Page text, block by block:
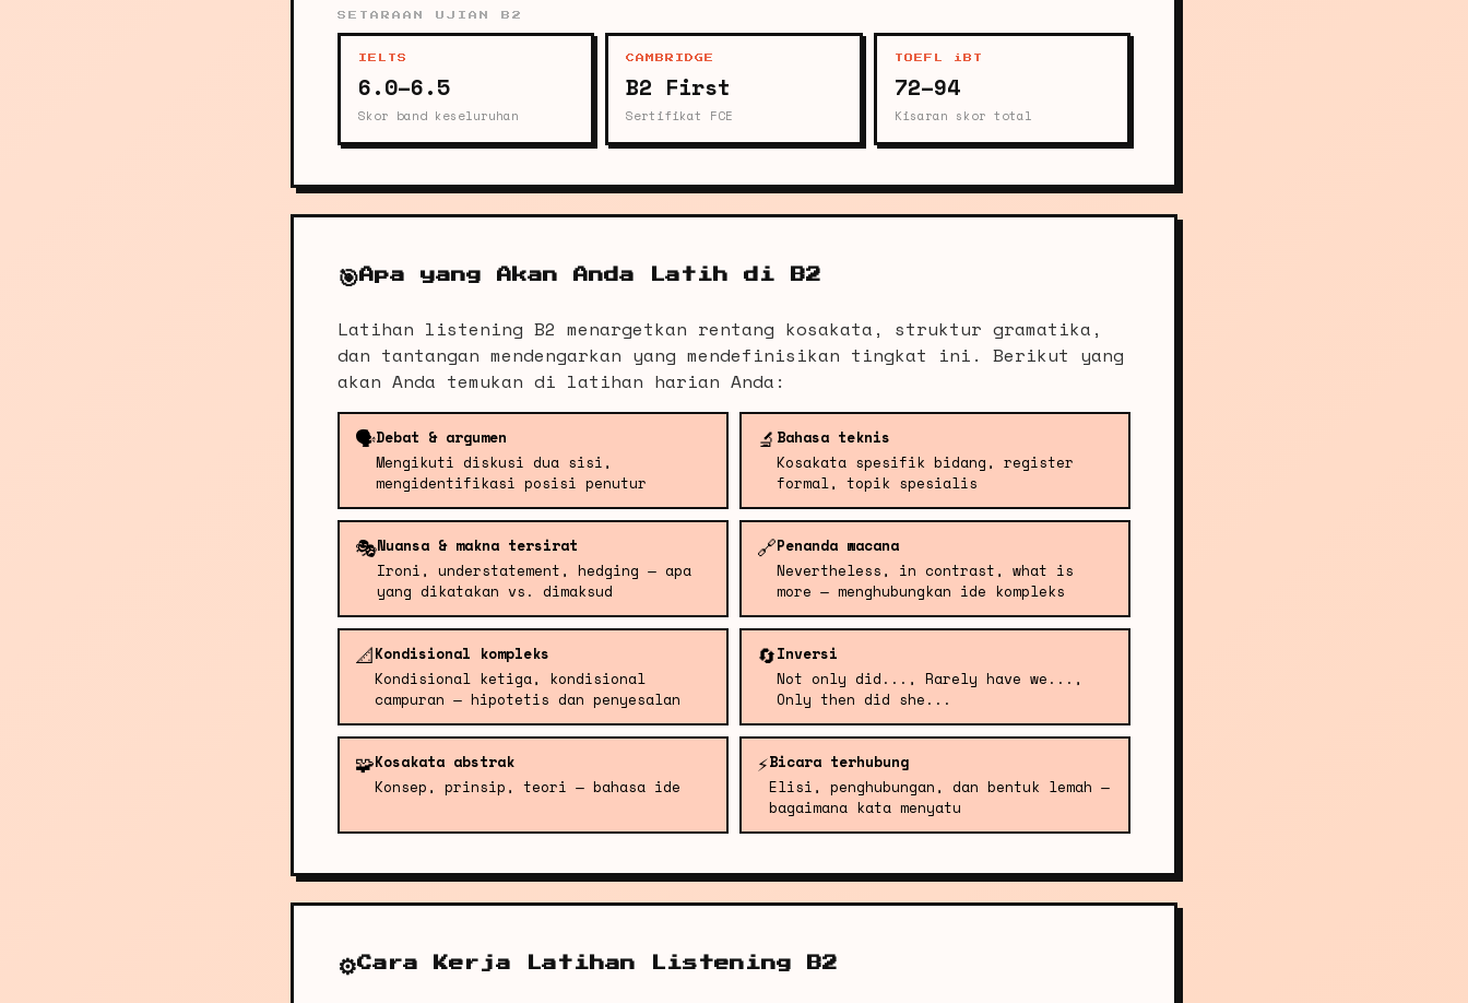
SETARAAN UJIAN B2
IELTS
6.0–6.5
Skor band keseluruhan
CAMBRIDGE
B2 First
Sertifikat FCE
TOEFL iBT
72–94
Kisaran skor total
🎯Apa yang Akan Anda Latih di B2
Latihan listening B2 menargetkan rentang kosakata, struktur gramatika,
dan tantangan mendengarkan yang mendefinisikan tingkat ini. Berikut yang
akan Anda temukan di latihan harian Anda:
🗣️Debat & argumen
Mengikuti diskusi dua sisi,
mengidentifikasi posisi penutur
🔬 Bahasa teknis
Kosakata spesifik bidang, register
formal, topik spesialis
🎭Nuansa & makna tersirat
Ironi, understatement, hedging — apa
yang dikatakan vs. dimaksud
🔗Penanda wacana
Nevertheless, in contrast, what is
more — menghubungkan ide kompleks
📐Kondisional kompleks
Kondisional ketiga, kondisional
campuran — hipotetis dan penyesalan
🔄Inversi
Not only did..., Rarely have we...,
Only then did she...
🧩Kosakata abstrak
Konsep, prinsip, teori — bahasa ide
⚡Bicara terhubung
Elisi, penghubungan, dan bentuk lemah —
bagaimana kata menyatu
⚙️Cara Kerja Latihan Listening B2